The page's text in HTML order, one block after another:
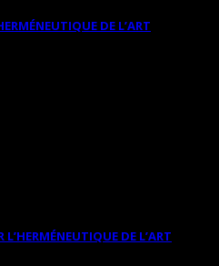
DE L’ART
DE L’ART